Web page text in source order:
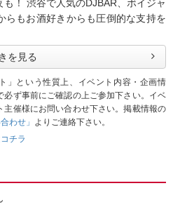
！ 渋谷で人気のDJBAR、ボイジャ
らもお酒好きからも圧倒的な支持を
を見る
」という性質上、イベント内容・企画情
ず事前にご確認の上ご参加下さい。イベ
主催様にお問い合わせ下さい。掲載情報の
わせ」 よりご連絡下さい。
チラ